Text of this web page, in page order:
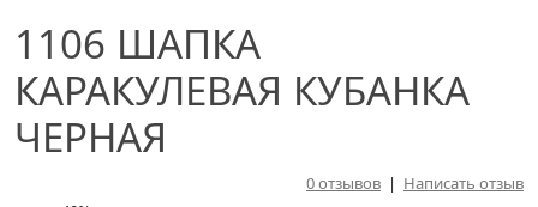
1106 ШАПКА
КАРАКУЛЕВАЯ КУБАНКА
ЧЕРНАЯ
0 отзывов | Написать отзыв